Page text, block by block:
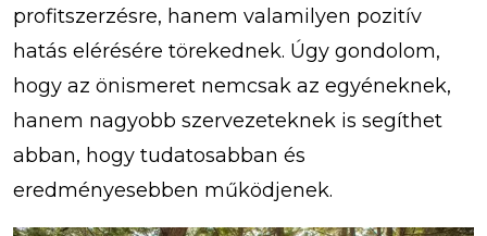
profitszerzésre, hanem valamilyen pozitív
hatás elérésére törekednek. Úgy gondolom,
hogy az önismeret nemcsak az egyéneknek,
hanem nagyobb szervezeteknek is segíthet
abban, hogy tudatosabban és
eredményesebben működjenek.